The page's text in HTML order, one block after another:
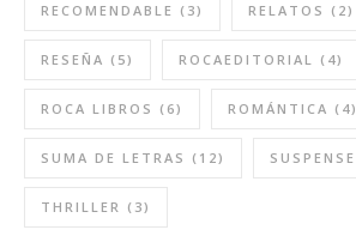
RECOMENDABLE (3) RELATOS (2)
RESEÑA (5) ROCAEDITORIAL (4)
ROCA LIBROS (6) ROMÁNTICA (4)
SUMA DE LETRAS (12) SUSPENSE
THRILLER (3)